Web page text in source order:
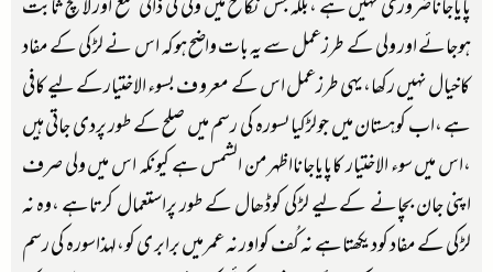
ہوجائے اور ولی کے طرزعمل سے یہ بات واضح ہوکہ اس نے لڑکی کے مفاد
کاخیال نہیں رکھا،یہی طرزعمل اس کے معرو ف بسوء الاختیارکے لیے کافی
ہے ،اب کوہستان میں جولڑکیاںسورہ کی رسم میں صلح کے طور پردی جاتی ہیں
،اس میں سوء الاختیار کاپایاجانااظہرمن الشمس ہے کیونکہ اس میں ولی صرف
اپنی جان بچانے کےلیے لڑکی کوڈھال کے طور پراستعمال کرتاہے ،وہ نہ
لڑکی کے مفاد کودیکھتاہے نہ کُف کواور نہ عمرمیں برابری کو،لہذاسورہ کی رسم